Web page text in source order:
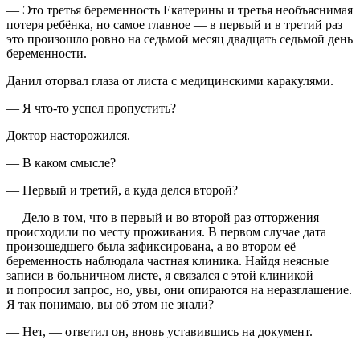
— Это третья беременность Екатерины и третья необъяснимая
потеря ребёнка, но самое главное — в первый и в третий раз
это произошло ровно на седьмой месяц двадцать седьмой день
беременности.
Данил оторвал глаза от листа с медицинскими каракулями.
— Я что-то успел пропустить?
Доктор насторожился.
— В каком смысле?
— Первый и третий, а куда делся второй?
— Дело в том, что в первый и во второй раз отторжения
происходили по месту проживания. В первом случае дата
произошедшего была зафиксирована, а во втором её
беременность наблюдала частная клиника. Найдя неясные
записи в больничном листе, я связался с этой клиникой
и попросил запрос, но, увы, они опираются на неразглашение.
Я так понимаю, вы об этом не знали?
— Нет, — ответил он, вновь уставившись на документ.